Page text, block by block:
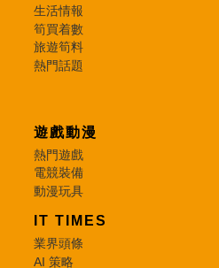
生活情報
筍買着數
旅遊筍料
熱門話題
遊戲動漫
熱門遊戲
電競裝備
動漫玩具
IT TIMES
業界頭條
AI 策略